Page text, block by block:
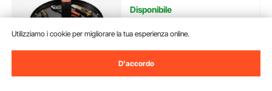
Disponibile
Ago. 14
Utilizziamo i cookie per migliorare la tua esperienza online.
D'accordo